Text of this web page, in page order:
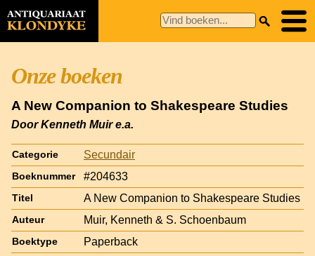
Onze boeken
A New Companion to Shakespeare Studies
Door Kenneth Muir e.a.
Categorie Secundair
Boeknummer #204633
Titel A New Companion to Shakespeare Studies
Auteur Muir, Kenneth & S. Schoenbaum
Boektype Paperback